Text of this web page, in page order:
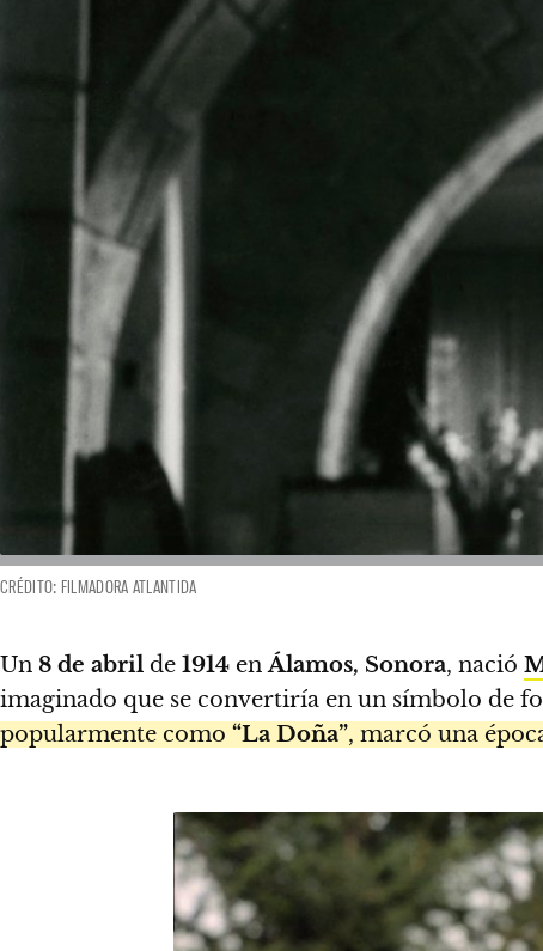
CRÉDITO: FILMADORA ATLANTIDA
Un 8 de abril de 1914 enÁlamos, Sonora, nació
imaginado que se convertiría en un símbolo de
popularmente como “La Doña”, marcó una